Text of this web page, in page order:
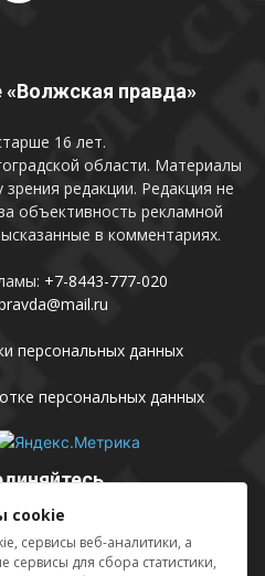
«Волжская правда»
16 лет.
области. Материалы
редакции. Редакция не
объективность рекламной
в комментариях.
+7-8443-777-020
персональных данных
персональных данных
cookie
сервисы веб-аналитики, а
сервисы для сбора статистики,